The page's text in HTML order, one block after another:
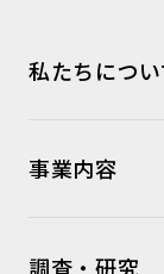
私たちについ
事業内容
調査・研究